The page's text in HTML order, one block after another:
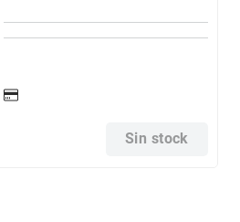
Sin stock